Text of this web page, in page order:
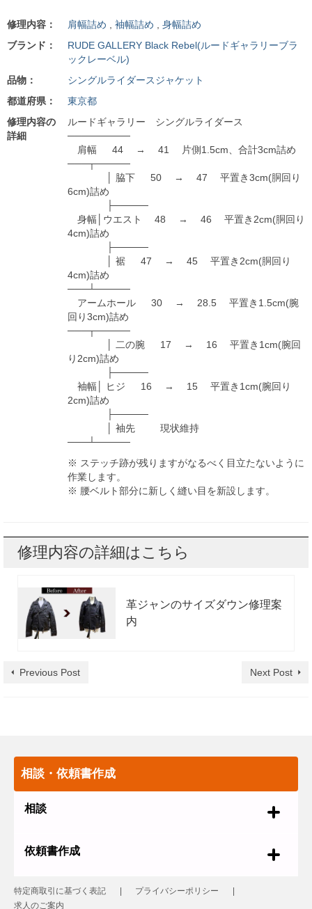
修理内容： 肩幅詰め 袖幅詰め
身幅詰め
ブランド：
RUDE GALLERY Black Rebel(ルードギャラリーブラ
ックレーベル)
品物：
シングルライダースジャケット
都道府県：
東京都
修理内容の
詳細
ルードギャラリー シングルライダース
─────────
肩幅 44 → 41 片側1.5cm、合計3cm詰め
───┬─────
│ 脇下 50 → 47 平置き3cm(胴回り
6cm)詰め
├─────
身幅│ウエスト 48 → 46 平置き2cm(胴回り
4cm)詰め
├─────
│ 裾 47 → 45 平置き2cm(胴回り
4cm)詰め
───┴─────
アームホール 30 → 28.5 平置き1.5cm(腕
回り3cm)詰め
───┬─────
│ 二の腕 17 → 16 平置き1cm(腕回
り2cm)詰め
├─────
袖幅│ ヒジ 16 → 15 平置き1cm(腕回り
2cm)詰め
├─────
│ 袖先 現状維持
───┴─────
※ ステッチ跡が残りますがなるべく目立たないように
作業します。
※ 腰ベルト部分に新しく縫い目を新設します。
修理内容の詳細はこちら
革ジャンのサイズダウン修理案
内
Previous Post Next Post
相談・依頼書作成
相談
依頼書作成
特定商取引に基づく表記
プライバシーポリシー
求人のご案内